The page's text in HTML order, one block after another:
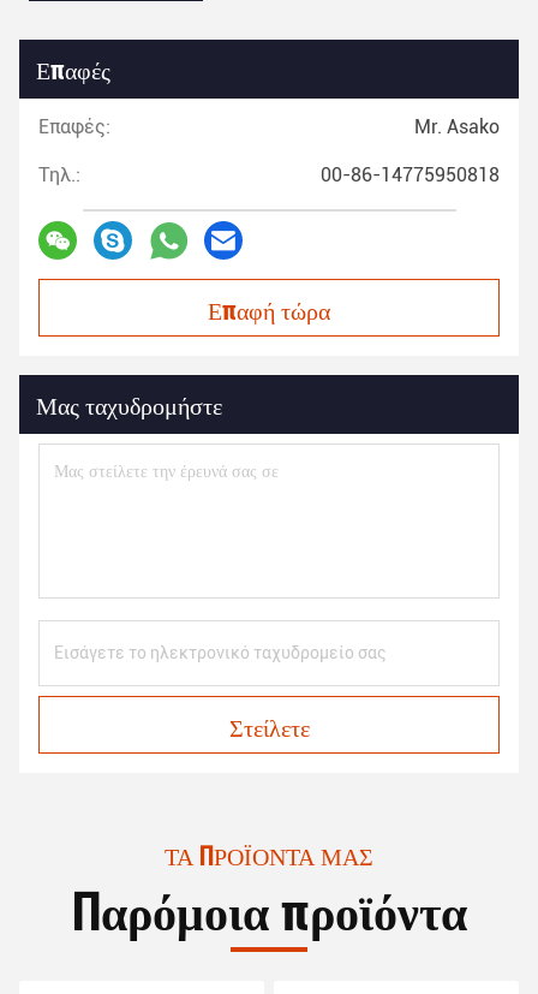
Επαφές
Επαφές: Mr. Asako
Τηλ.: 00-86-14775950818
Επαφή τώρα
Μας ταχυδρομήστε
Στείλετε
ΤΑ ΠΡΟΪΌΝΤΑ ΜΑΣ
Παρόμοια προϊόντα